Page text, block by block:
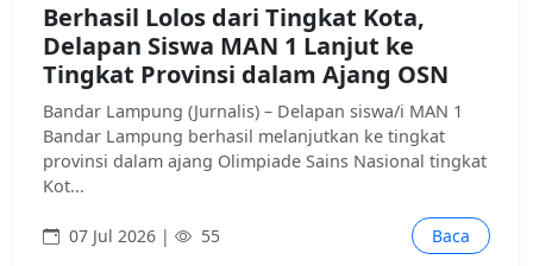
Berhasil Lolos dari Tingkat Kota,
Delapan Siswa MAN 1 Lanjut ke
Tingkat Provinsi dalam Ajang OSN
Bandar Lampung (Jurnalis) – Delapan siswa/i MAN 1
Bandar Lampung berhasil melanjutkan ke tingkat
provinsi dalam ajang Olimpiade Sains Nasional tingkat
Kot...
07 Jul 2026 | 55 Baca